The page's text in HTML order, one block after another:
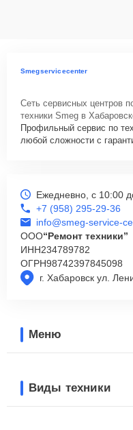
Для запуска процесса
проконсультируют по всем
диагностику, подскажут с
оформят выезд мастера в
Smegservicecenter
Сеть сервисных центров
техники Smeg в
Профильный сервис по
любой сложности с
г. Хабаровск ул.
Ежедневно, с 10:00
+7 (958) 295-29-36
info@smeg-service-
ООО“Ремонт техники”
ИНН234789782
ОГРН98742397845098
Меню
Виды техники